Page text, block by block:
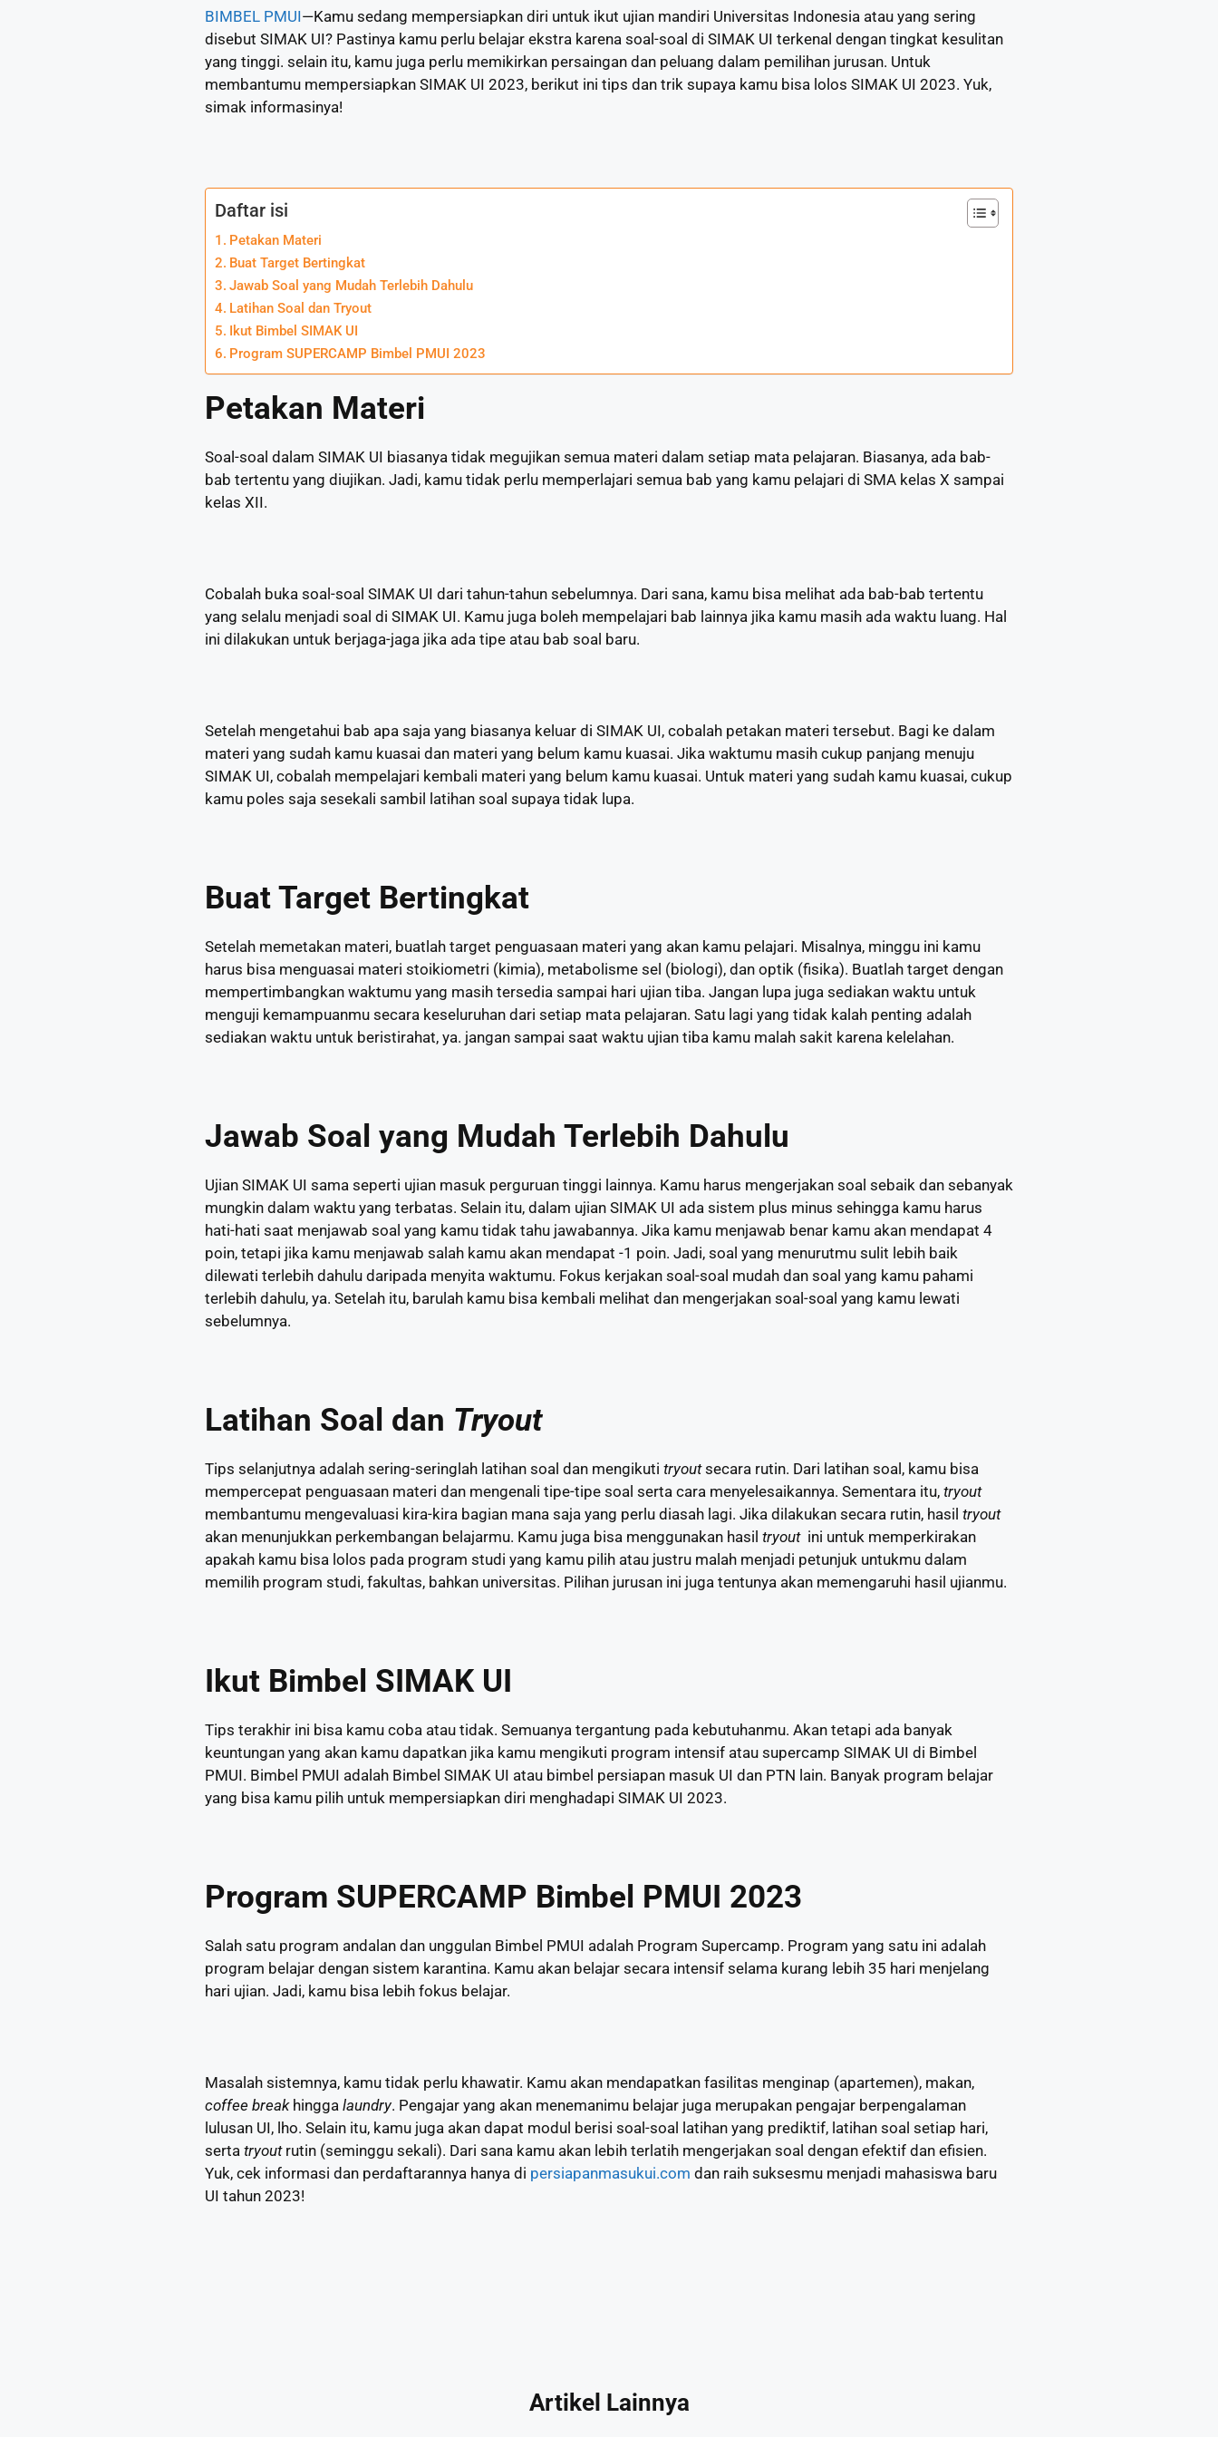
BIMBEL PMUI—Kamu sedang mempersiapkan diri untuk ikut ujian mandiri Universitas Indonesia atau yang sering
disebut SIMAK UI? Pastinya kamu perlu belajar ekstra karena soal-soal di SIMAK UI terkenal dengan tingkat kesulitan
yang tinggi. selain itu, kamu juga perlu memikirkan persaingan dan peluang dalam pemilihan jurusan. Untuk
membantumu mempersiapkan SIMAK UI 2023, berikut ini tips dan trik supaya kamu bisa lolos SIMAK UI 2023. Yuk,
simak informasinya!
Daftar isi
Petakan Materi
Buat Target Bertingkat
Jawab Soal yang Mudah Terlebih Dahulu
Latihan Soal dan Tryout
Ikut Bimbel SIMAK UI
Program SUPERCAMP Bimbel PMUI 2023
Petakan Materi
Soal-soal dalam SIMAK UI biasanya tidak megujikan semua materi dalam setiap mata pelajaran. Biasanya, ada bab-
bab tertentu yang diujikan. Jadi, kamu tidak perlu memperlajari semua bab yang kamu pelajari di SMA kelas X sampai
kelas XII.
Cobalah buka soal-soal SIMAK UI dari tahun-tahun sebelumnya. Dari sana, kamu bisa melihat ada bab-bab tertentu
yang selalu menjadi soal di SIMAK UI. Kamu juga boleh mempelajari bab lainnya jika kamu masih ada waktu luang. Hal
ini dilakukan untuk berjaga-jaga jika ada tipe atau bab soal baru.
Setelah mengetahui bab apa saja yang biasanya keluar di SIMAK UI, cobalah petakan materi tersebut. Bagi ke dalam
materi yang sudah kamu kuasai dan materi yang belum kamu kuasai. Jika waktumu masih cukup panjang menuju
SIMAK UI, cobalah mempelajari kembali materi yang belum kamu kuasai. Untuk materi yang sudah kamu kuasai, cukup
kamu poles saja sesekali sambil latihan soal supaya tidak lupa.
Buat Target Bertingkat
Setelah memetakan materi, buatlah target penguasaan materi yang akan kamu pelajari. Misalnya, minggu ini kamu
harus bisa menguasai materi stoikiometri (kimia), metabolisme sel (biologi), dan optik (fisika). Buatlah target dengan
mempertimbangkan waktumu yang masih tersedia sampai hari ujian tiba. Jangan lupa juga sediakan waktu untuk
menguji kemampuanmu secara keseluruhan dari setiap mata pelajaran. Satu lagi yang tidak kalah penting adalah
sediakan waktu untuk beristirahat, ya. jangan sampai saat waktu ujian tiba kamu malah sakit karena kelelahan.
Jawab Soal yang Mudah Terlebih Dahulu
Ujian SIMAK UI sama seperti ujian masuk perguruan tinggi lainnya. Kamu harus mengerjakan soal sebaik dan sebanyak
mungkin dalam waktu yang terbatas. Selain itu, dalam ujian SIMAK UI ada sistem plus minus sehingga kamu harus
hati-hati saat menjawab soal yang kamu tidak tahu jawabannya. Jika kamu menjawab benar kamu akan mendapat 4
poin, tetapi jika kamu menjawab salah kamu akan mendapat -1 poin. Jadi, soal yang menurutmu sulit lebih baik
dilewati terlebih dahulu daripada menyita waktumu. Fokus kerjakan soal-soal mudah dan soal yang kamu pahami
terlebih dahulu, ya. Setelah itu, barulah kamu bisa kembali melihat dan mengerjakan soal-soal yang kamu lewati
sebelumnya.
Latihan Soal dan Tryout
Tips selanjutnya adalah sering-seringlah latihan soal dan mengikuti tryoutsecara rutin. Dari latihan soal, kamu bisa
mempercepat penguasaan materi dan mengenali tipe-tipe soal serta cara menyelesaikannya. Sementara itu, tryout
membantumu mengevaluasi kira-kira bagian mana saja yang perlu diasah lagi. Jika dilakukan secara rutin, hasil tryout
akan menunjukkan perkembangan belajarmu. Kamu juga bisa menggunakan hasil tryout ini untuk memperkirakan
apakah kamu bisa lolos pada program studi yang kamu pilih atau justru malah menjadi petunjuk untukmu dalam
memilih program studi, fakultas, bahkan universitas. Pilihan jurusan ini juga tentunya akan memengaruhi hasil ujianmu.
Ikut Bimbel SIMAK UI
Tips terakhir ini bisa kamu coba atau tidak. Semuanya tergantung pada kebutuhanmu. Akan tetapi ada banyak
keuntungan yang akan kamu dapatkan jika kamu mengikuti program intensif atau supercamp SIMAK UI di Bimbel
PMUI. Bimbel PMUI adalah Bimbel SIMAK UI atau bimbel persiapan masuk UI dan PTN lain. Banyak program belajar
yang bisa kamu pilih untuk mempersiapkan diri menghadapi SIMAK UI 2023.
Program SUPERCAMP Bimbel PMUI 2023
Salah satu program andalan dan unggulan Bimbel PMUI adalah Program Supercamp. Program yang satu ini adalah
program belajar dengan sistem karantina. Kamu akan belajar secara intensif selama kurang lebih 35 hari menjelang
hari ujian. Jadi, kamu bisa lebih fokus belajar.
Masalah sistemnya, kamu tidak perlu khawatir. Kamu akan mendapatkan fasilitas menginap (apartemen), makan,
coffee break hingga laundry. Pengajar yang akan menemanimu belajar juga merupakan pengajar berpengalaman
lulusan UI, lho. Selain itu, kamu juga akan dapat modul berisi soal-soal latihan yang prediktif, latihan soal setiap hari,
serta tryoutrutin (seminggu sekali). Dari sana kamu akan lebih terlatih mengerjakan soal dengan efektif dan efisien.
Yuk, cek informasi dan perdaftarannya hanya di persiapanmasukui.com dan raih suksesmu menjadi mahasiswa baru
UI tahun 2023!
Artikel Lainnya